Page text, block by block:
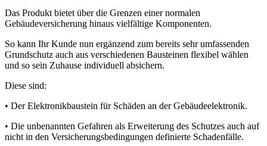
Das Produkt bietet über die Grenzen einer normalen
Gebäudeversicherung hinaus vielfältige Komponenten.
So kann Ihr Kunde nun ergänzend zum bereits sehr umfassenden
Grundschutz auch aus verschiedenen Bausteinen flexibel wählen
und so sein Zuhause individuell absichern.
Diese sind:
• Der Elektronikbaustein für Schäden an der Gebäudeelektronik.
• Die unbenannten Gefahren als Erweiterung des Schutzes auch auf
nicht in den Versicherungsbedingungen definierte Schadenfälle.